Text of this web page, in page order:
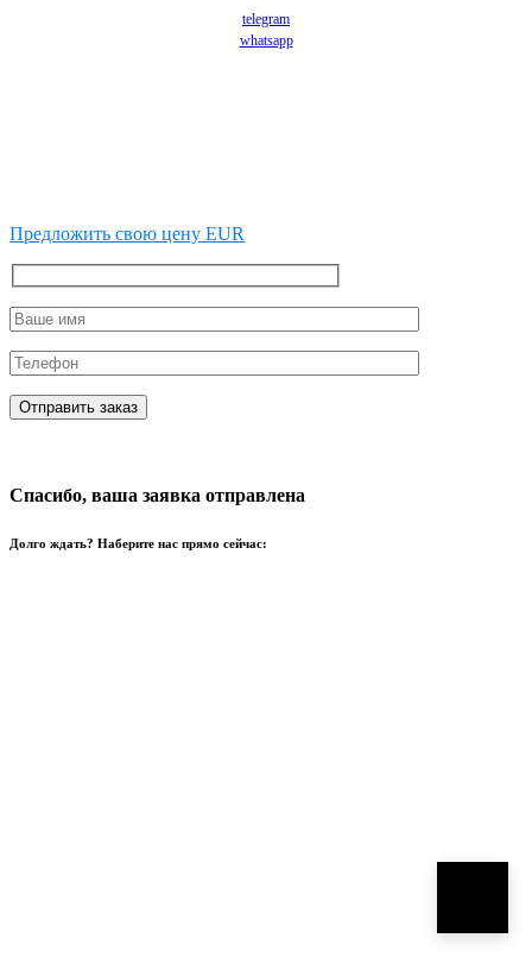
telegram
whatsapp
Предложить свою цену EUR
Спасибо, ваша заявка отправлена
Долго ждать? Наберите нас прямо сейчас: